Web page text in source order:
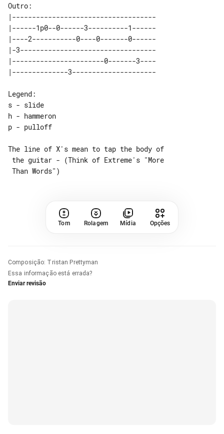
Outro:
|------------------------------------
|------1p0--0------3----------1------
|----2-----------0----0-------0------
|-3----------------------------------
|-----------------------0-------3----
Legend:
s - slide
h - hammeron
p - pulloff
The line of X's mean to tap the body of
Tom Rolagem Mídia Opções
Composição: Tristan Prettyman
Essa informação está errada?
Enviar revisão